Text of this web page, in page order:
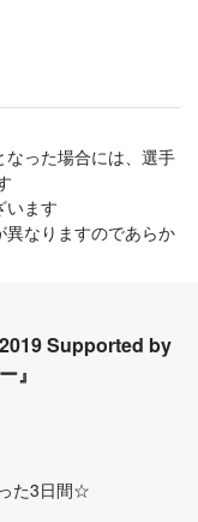
った場合には、選手
います
なりますのであらか
Supported by
』
た3日間☆